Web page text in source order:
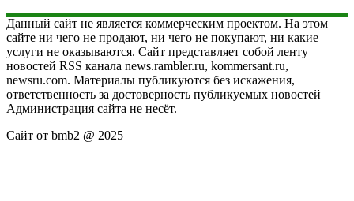
Данный сайт не является коммерческим проектом. На этом
сайте ни чего не продают, ни чего не покупают, ни какие
услуги не оказываются. Сайт представляет собой ленту
новостей RSS канала news.rambler.ru, kommersant.ru,
newsru.com. Материалы публикуются без искажения,
ответственность за достоверность публикуемых новостей
Администрация сайта не несёт.
Сайт от bmb2 @ 2025